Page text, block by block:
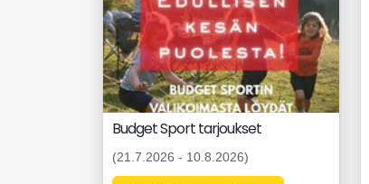
Budget Sport tarjoukset
(21.7.2026 - 10.8.2026)